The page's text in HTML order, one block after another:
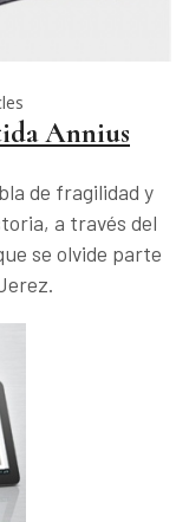
Annius
de fragilidad y
a través del
se olvide parte